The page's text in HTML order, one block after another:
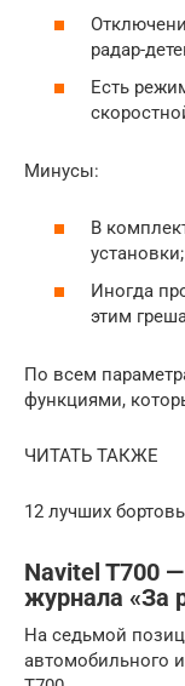
радар-
Есть
Минусы:
В
установки;
Иногда
этим
По всем
функциями,
ЧИТАТЬ ТАКЖЕ
12 лучших
Navitel T700
журнала «За
На седьмой
автомобильного